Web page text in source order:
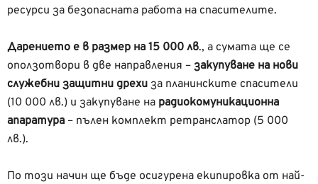
ресурси за безопасната работа на спасителите.
Дарението е в размер на 15 000 лв., а сумата ще се
оползотвори в две направления – закупуване на нови
служебни защитни дрехи за планинските спасители
(10 000 лв.) и закупуване на радиокомуникационна
апаратура – пълен комплект ретранслатор (5 000
лв.).
По този начин ще бъде осигурена екипировка от най-